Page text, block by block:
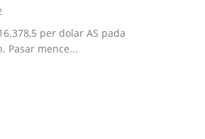
per dolar AS pada
Pasar mence...